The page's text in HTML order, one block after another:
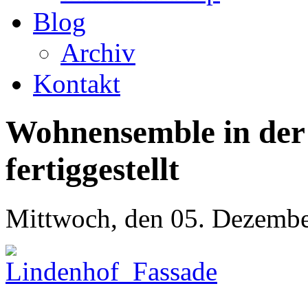
Blog
Archiv
Kontakt
Wohnensemble in
fertiggestellt
Mittwoch, den 05.